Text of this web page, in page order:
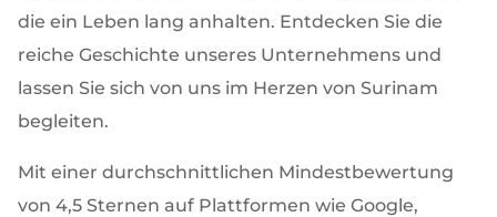
die ein Leben lang anhalten. Entdecken Sie die
reiche Geschichte unseres Unternehmens und
lassen Sie sich von uns im Herzen von Surinam
begleiten.
Mit einer durchschnittlichen Mindestbewertung
von 4,5 Sternen auf Plattformen wie Google,